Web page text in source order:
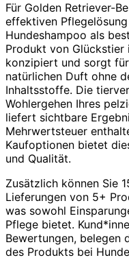
Für Golden Retriever-
effektiven
Hundeshampoo als
Produkt von Glückstier
konzipiert und sorgt
natürlichen Duft ohne
Inhaltsstoffe. Die
Wohlergehen Ihres
liefert sichtbare
Mehrwertsteuer
Kaufoptionen bietet
und Qualität.
Zusätzlich können Sie
Lieferungen von 5+
was sowohl
Pflege bietet.
Bewertungen, belegen
des Produkts bei